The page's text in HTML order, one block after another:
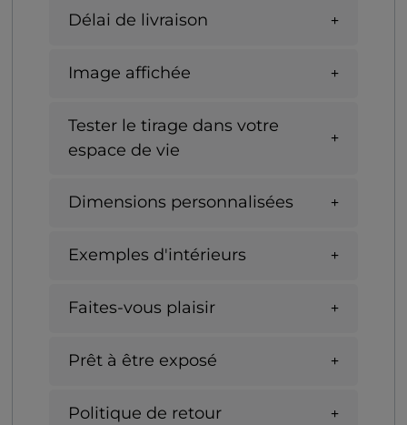
Délai de livraison
Image affichée
Tester le tirage dans votre
espace de vie
Dimensions personnalisées
Exemples d'intérieurs
Faites-vous plaisir
Prêt à être exposé
Politique de retour